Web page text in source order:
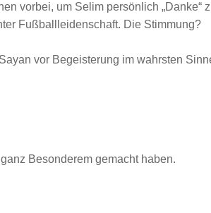
vorbei, um Selim persönlich „Danke“
Fußballleidenschaft. Die Stimmung?
vor Begeisterung im wahrsten
Besonderem gemacht haben.